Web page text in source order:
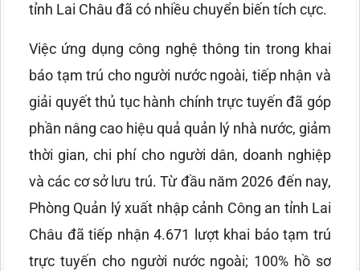
tỉnh Lai Châu đã có nhiều chuyển biến tích cực.
Việc ứng dụng công nghệ thông tin trong khai
báo tạm trú cho người nước ngoài, tiếp nhận và
giải quyết thủ tục hành chính trực tuyến đã góp
phần nâng cao hiệu quả quản lý nhà nước, giảm
thời gian, chi phí cho người dân, doanh nghiệp
và các cơ sở lưu trú. Từ đầu năm 2026 đến nay,
Phòng Quản lý xuất nhập cảnh Công an tỉnh Lai
Châu đã tiếp nhận 4.671 lượt khai báo tạm trú
trực tuyến cho người nước ngoài; 100% hồ sơ